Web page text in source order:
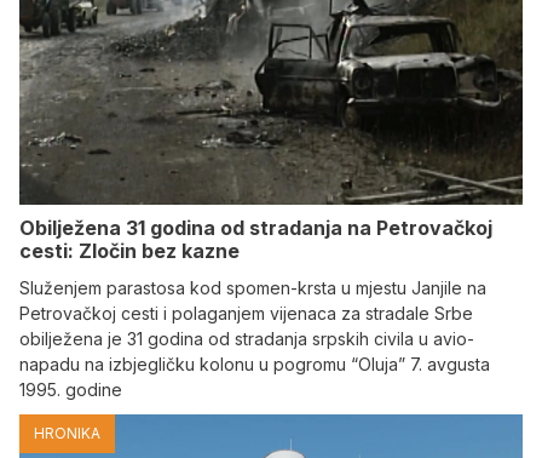
Obilježena 31 godina od stradanja na Petrovačkoj
cesti: Zločin bez kazne
Služenjem parastosa kod spomen-krsta u mjestu Janjile na
Petrovačkoj cesti i polaganjem vijenaca za stradale Srbe
obilježena je 31 godina od stradanja srpskih civila u avio-
napadu na izbjegličku kolonu u pogromu “Oluja” 7. avgusta
1995. godine
HRONIKA